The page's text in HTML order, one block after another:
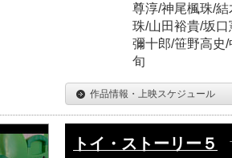
尊淳/神尾楓珠/
珠/山田裕貴/坂
彌十郎/笹野高史
旬
作品情報・上映スケジュール
トイ・ストーリー５